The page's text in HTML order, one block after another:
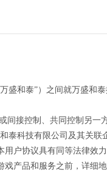
和泰”）之间就万盛和
接控制、共同控制另一
科技有限公司及其关联
户协议具有同等法律效
产品和服务之前，详细